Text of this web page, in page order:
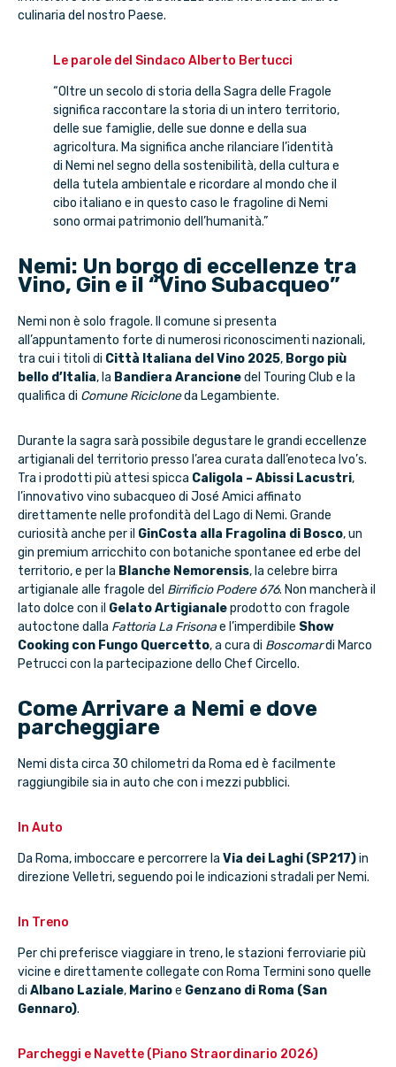
culinaria del nostro Paese.
Le parole del Sindaco Alberto Bertucci
“Oltre un secolo di storia della Sagra delle Fragole
significa raccontare la storia di un intero territorio,
delle sue famiglie, delle sue donne e della sua
agricoltura. Ma significa anche rilanciare l’identità
di Nemi nel segno della sostenibilità, della cultura e
della tutela ambientale e ricordare al mondo che il
cibo italiano e in questo caso le fragoline di Nemi
sono ormai patrimonio dell’humanità.”
Nemi: Un borgo di eccellenze tra
Vino, Gin e il “Vino Subacqueo”
Nemi non è solo fragole. Il comune si presenta
all’appuntamento forte di numerosi riconoscimenti nazionali,
tra cui i titoli di Città Italiana del Vino 2025, Borgo più
bello d’Italia, la Bandiera Arancionedel Touring Club e la
qualifica di Comune Ricicloneda Legambiente.
Durante la sagra sarà possibile degustare le grandi eccellenze
artigianali del territorio presso l’area curata dall’enoteca Ivo’s.
Tra i prodotti più attesi spicca Caligola – Abissi Lacustri,
l’innovativo vino subacqueo di José Amici affinato
direttamente nelle profondità del Lago di Nemi. Grande
curiosità anche per il GinCosta alla Fragolina di Bosco, un
gin premium arricchito con botaniche spontanee ed erbe del
territorio, e per la Blanche Nemorensis, la celebre birra
artigianale alle fragole del Birrificio Podere 676. Non mancherà il
lato dolce con il Gelato Artigianaleprodotto con fragole
autoctone dalla Fattoria La Frisonae l’imperdibile Show
Cooking con Fungo Quercetto, a cura di Boscomardi Marco
Petrucci con la partecipazione dello Chef Circello.
Come Arrivare a Nemi e dove
parcheggiare
Nemi dista circa 30 chilometri da Roma ed è facilmente
raggiungibile sia in auto che con i mezzi pubblici.
In Auto
Da Roma, imboccare e percorrere la Via dei Laghi (SP217)in
direzione Velletri, seguendo poi le indicazioni stradali per Nemi.
In Treno
Per chi preferisce viaggiare in treno, le stazioni ferroviarie più
vicine e direttamente collegate con Roma Termini sono quelle
di Albano Laziale, Marinoe Genzano di Roma (San
Gennaro).
Parcheggi e Navette (Piano Straordinario 2026)